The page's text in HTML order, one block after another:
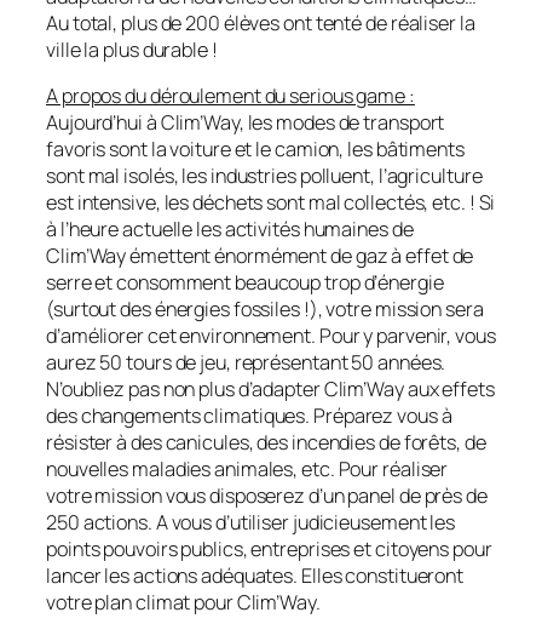
Au total, plus de 200 élèves ont tenté de réaliser la
ville la plus durable !
A propos du déroulement du serious game :
Aujourd’hui à Clim’Way, les modes de transport
favoris sont la voiture et le camion, les bâtiments
sont mal isolés, les industries polluent, l’agriculture
est intensive, les déchets sont mal collectés, etc. ! Si
à l’heure actuelle les activités humaines de
Clim’Way émettent énormément de gaz à effet de
serre et consomment beaucoup trop d’énergie
(surtout des énergies fossiles !), votre mission sera
d’améliorer cet environnement. Pour y parvenir, vous
aurez 50 tours de jeu, représentant 50 années.
N’oubliez pas non plus d’adapter Clim’Way aux effets
des changements climatiques. Préparez vous à
résister à des canicules, des incendies de forêts, de
nouvelles maladies animales, etc. Pour réaliser
votre mission vous disposerez d’un panel de près de
250 actions. A vous d’utiliser judicieusement les
points pouvoirs publics, entreprises et citoyens pour
lancer les actions adéquates. Elles constitueront
votre plan climat pour Clim’Way.